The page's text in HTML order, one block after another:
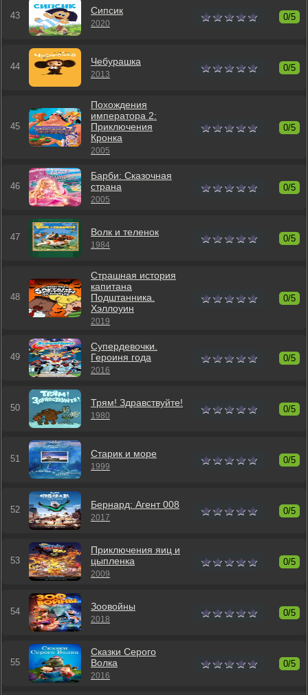
Сипсик
2020
0/5
Чебурашка
2013
0/5
Похождения
императора 2:
Приключения
Кронка
2005
0/5
Барби: Сказочная
страна
2005
0/5
Волк и теленок
1984
0/5
Страшная история
капитана
Подштанника.
Хэллоуин
2019
0/5
Супердевочки.
Героиня года
2016
0/5
Трям! Здравствуйте!
1980
0/5
Старик и море
1999
0/5
Бернард: Агент 008
2017
0/5
Приключения яиц и
цыпленка
2009
0/5
Зоовойны
2018
0/5
Сказки Серого
Волка
2016
0/5